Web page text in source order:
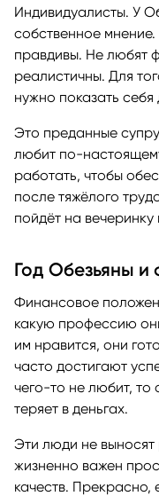
Индивидуалисты. У
собственное
правдивы. Не любят
реалистичны. Для
нужно показать
Это преданные
любит по-
работать, чтобы
после тяжёлого
пойдёт на
Год Обезьяны и
Финансовое
какую профессию
им нравится, они
часто достигают
чего-то не любит, то
теряет в деньгах.
Эти люди не
жизненно важен
качеств. Прекрасно,